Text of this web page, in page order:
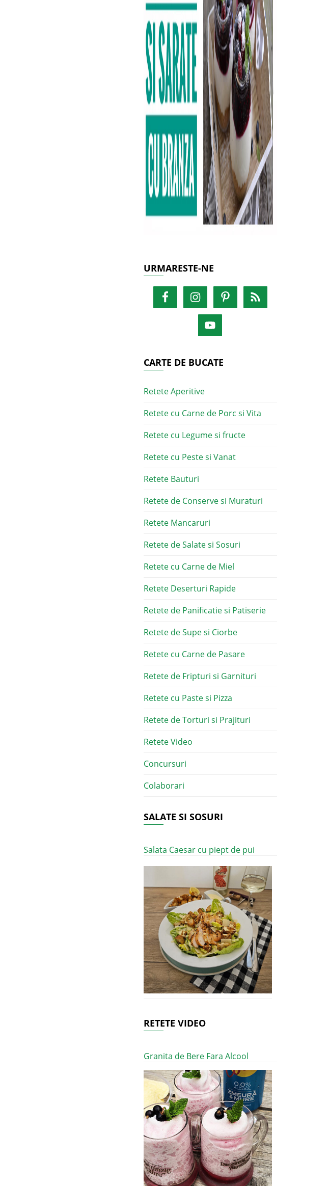
URMARESTE-NE
CARTE DE BUCATE
Retete Aperitive
Retete cu Carne de Porc si Vita
Retete cu Legume si fructe
Retete cu Peste si Vanat
Retete Bauturi
Retete de Conserve si Muraturi
Retete Mancaruri
Retete de Salate si Sosuri
Retete cu Carne de Miel
Retete Deserturi Rapide
Retete de Panificatie si Patiserie
Retete de Supe si Ciorbe
Retete cu Carne de Pasare
Retete de Fripturi si Garnituri
Retete cu Paste si Pizza
Retete de Torturi si Prajituri
Retete Video
Concursuri
Colaborari
SALATE SI SOSURI
Salata Caesar cu piept de pui
RETETE VIDEO
Granita de Bere Fara Alcool